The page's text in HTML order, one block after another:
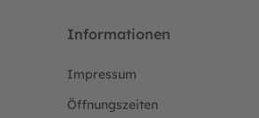
Informationen
Impressum
Öffnungszeiten